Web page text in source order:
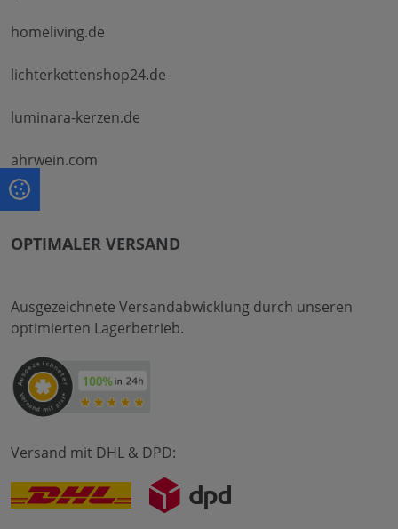
homeliving.de
lichterkettenshop24.de
luminara-kerzen.de
ahrwein.com
OPTIMALER VERSAND
Ausgezeichnete Versandabwicklung durch unseren
optimierten Lagerbetrieb.
Versand mit DHL & DPD: